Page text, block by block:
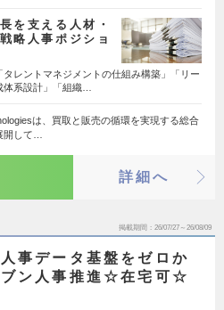
を支える人材・
略人事ポジショ
レントマネジメントの仕組み構築」「リー
系設計」「組織…
は、買取と販売の循環を実現する総合
開して…
詳細へ
掲載期間 26/07/27～26/08/09
事データ基盤をゼロか
ブン人事推進☆在宅可☆